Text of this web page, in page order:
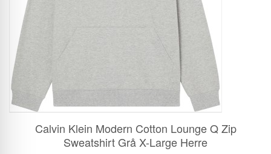
Calvin Klein Modern Cotton Lounge Q Zip
Sweatshirt Grå X-Large Herre